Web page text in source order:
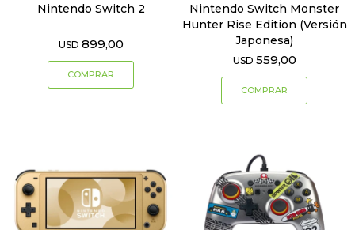
Nintendo Switch 2
USD 899,00
Nintendo Switch Monster
Hunter Rise Edition (Versión
Japonesa)
USD 559,00